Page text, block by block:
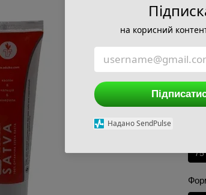
В
%
75
на корисний
Надано SendPulse